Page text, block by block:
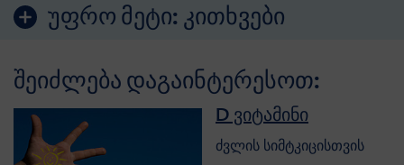
უფრო მეტი: კითხვები
შეიძლება დაგაინტერესოთ:
D ვიტამინი
ძვლის სიმტკიცისთვის